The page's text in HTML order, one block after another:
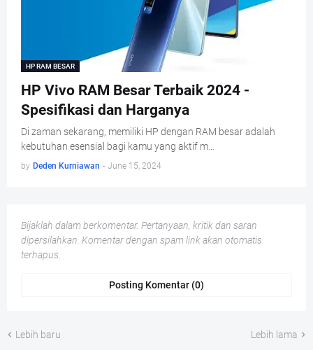
HP RAM BESAR
HP Vivo RAM Besar Terbaik 2024 -
Spesifikasi dan Harganya
Di zaman sekarang, memiliki HP dengan RAM besar adalah
kebutuhan esensial bagi kamu yang aktif m…
by Deden Kurniawan - June 15, 2024
Bijaklah dalam berkomentar. Pertanyaan, kritik dan saran
dipersilahkan. Komentar dengan spam link akan otomatis
terhapus.
Posting Komentar (0)
Lebih baru Lebih lama